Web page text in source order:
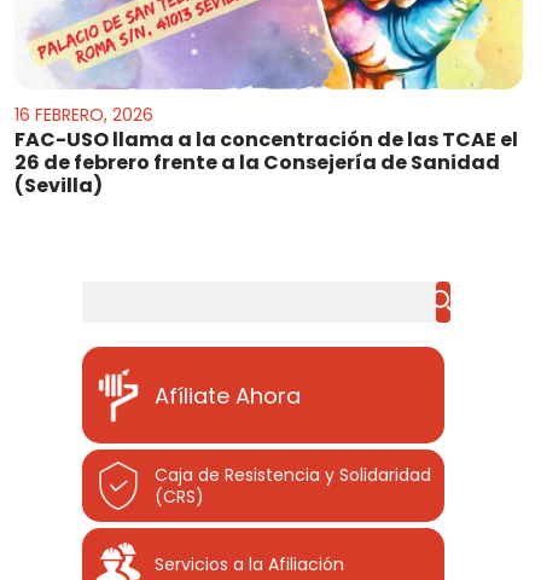
16 FEBRERO, 2026
FAC-USO llama a la concentración de las TCAE el
26 de febrero frente a la Consejería de Sanidad
(Sevilla)
Afíliate Ahora
Caja de Resistencia y Solidaridad
(CRS)
Servicios a la Afiliación